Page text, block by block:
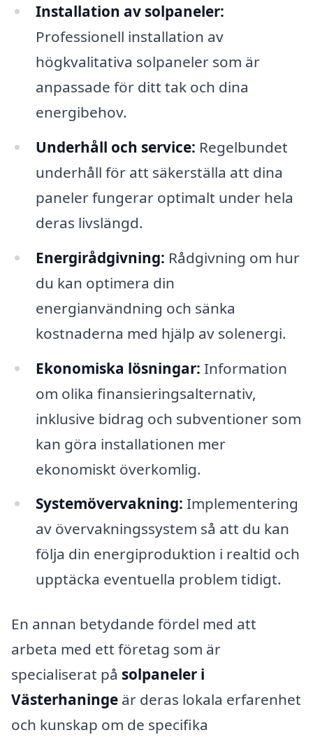
Installation av solpaneler:
Professionell installation av
högkvalitativa solpaneler som är
anpassade för ditt tak och dina
energibehov.
Underhåll och service: Regelbundet
underhåll för att säkerställa att dina
paneler fungerar optimalt under hela
deras livslängd.
Energirådgivning: Rådgivning om hur
du kan optimera din
energianvändning och sänka
kostnaderna med hjälp av solenergi.
Ekonomiska lösningar: Information
om olika finansieringsalternativ,
inklusive bidrag och subventioner som
kan göra installationen mer
ekonomiskt överkomlig.
Systemövervakning: Implementering
av övervakningssystem så att du kan
följa din energiproduktion i realtid och
upptäcka eventuella problem tidigt.
En annan betydande fördel med att
arbeta med ett företag som är
specialiserat på solpaneler i
Västerhaninge är deras lokala erfarenhet
och kunskap om de specifika